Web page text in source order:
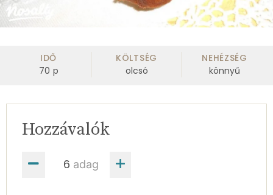
IDŐ
70 p
KÖLTSÉG
olcsó
NEHÉZSÉG
könnyű
adag
Hozzávalók